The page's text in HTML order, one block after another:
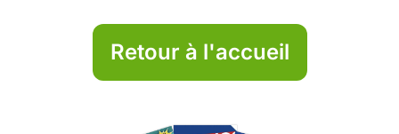
Retour à l'accueil